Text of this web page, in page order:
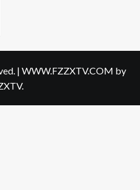
| WWW.FZZXTV.COM by